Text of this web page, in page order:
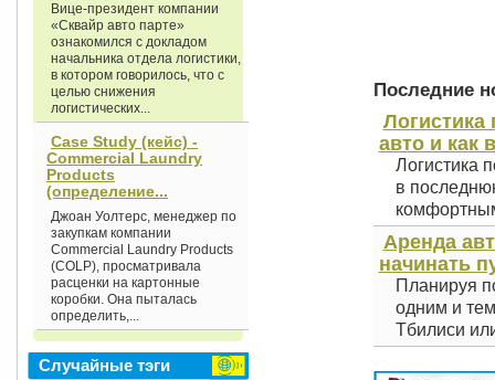
Вице-президент компании
«Сквайр авто парте»
ознакомился с докладом
начальника отдела логистики,
в котором говорилось, что с
целью снижения
логистических...
Case Study (кейс) -
Commercial Laundry
Products
(определение...
Джоан Уолтерс, менеджер по
закупкам компании
Commercial Laundry Products
(COLP), просматривала
расценки на картонные
коробки. Она пыталась
определить,...
Случайные тэги
Последние
Логистика
авто и как
Логистика
в
Аренда
начинать
Планируя
одним и
Тбилиси